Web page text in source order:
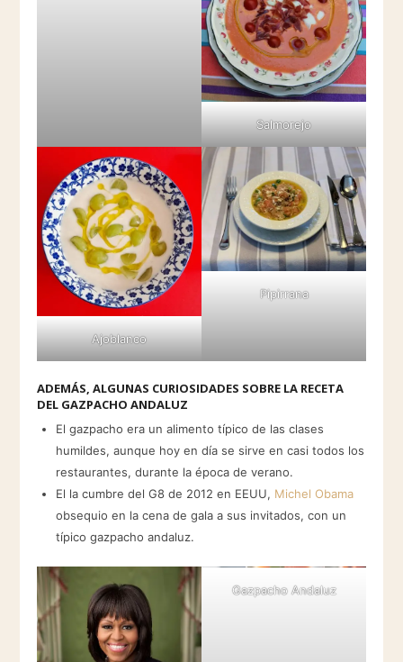
Salmorejo
Ajoblanco
Pipirrana
ADEMÁS, ALGUNAS CURIOSIDADES SOBRE LA RECETA
DEL GAZPACHO ANDALUZ
El gazpacho era un alimento típico de las clases
humildes, aunque hoy en día se sirve en casi todos los
restaurantes, durante la época de verano.
El la cumbre del G8 de 2012 en EEUU, Michel Obama
obsequio en la cena de gala a sus invitados, con un
típico gazpacho andaluz.
Gazpacho Andaluz